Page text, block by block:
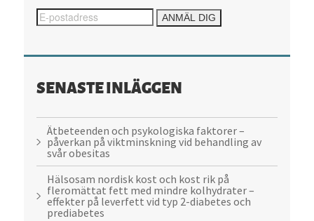
SENASTE INLÄGGEN
Ätbeteenden och psykologiska faktorer –
påverkan på viktminskning vid behandling av
svår obesitas
Hälsosam nordisk kost och kost rik på
fleromättat fett med mindre kolhydrater –
effekter på leverfett vid typ 2-diabetes och
prediabetes